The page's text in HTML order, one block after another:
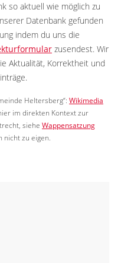
so aktuell wie möglich zu
Datenbank gefunden
indem du uns die
zusendest. Wir
Aktualität, Korrektheit und
Heltersberg“: Wikimedia
im direkten Kontext zur
siehe Wappensatzung
nicht zu eigen.